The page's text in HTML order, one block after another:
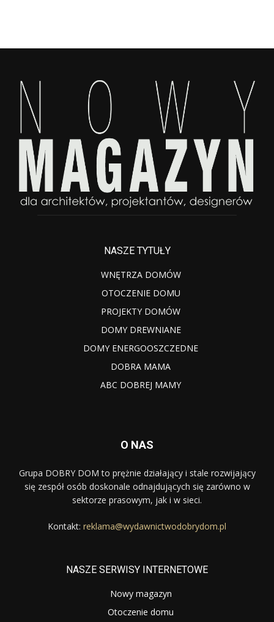
NASZE TYTUŁY
WNĘTRZA DOMÓW
OTOCZENIE DOMU
PROJEKTY DOMÓW
DOMY DREWNIANE
DOMY ENERGOOSZCZEDNE
DOBRA MAMA
ABC DOBREJ MAMY
O NAS
Grupa DOBRY DOM to prężnie działający i stale rozwijający
się zespół osób doskonale odnajdujących się zarówno w
sektorze prasowym, jak i w sieci.
Kontakt: reklama@wydawnictwodobrydom.pl
NASZE SERWISY INTERNETOWE
Nowy magazyn
Otoczenie domu